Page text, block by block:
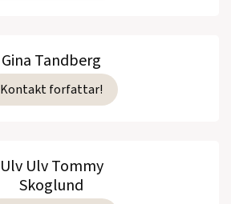
Gina Tandberg
Kontakt forfattar!
Ulv Ulv Tommy
Skoglund